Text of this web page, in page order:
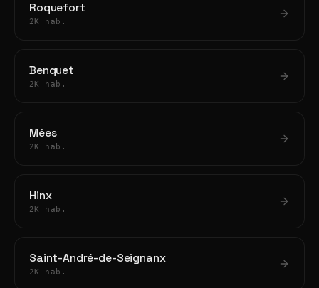
Roquefort
2K hab.
Benquet
2K hab.
Mées
2K hab.
Hinx
2K hab.
Saint-André-de-Seignanx
2K hab.